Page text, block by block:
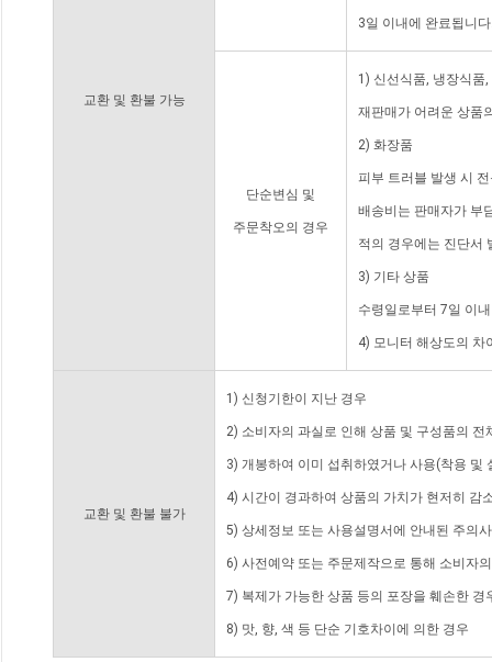
교환 및 환불 가능
3일 이내에 완료됩니
단순변심 및
주문착오의 경우
1) 신선식품, 냉장식품
재판매가 어려운 상품
2) 화장품
피부 트러블 발생 시
배송비는 판매자가 부
적의 경우에는 진단서
3) 기타 상품
수령일로부터 7일 이
4) 모니터 해상도의 차
교환 및 환불 불가
1) 신청기한이 지난 경우
2) 소비자의 과실로 인해 상품 및 구성품의
3) 개봉하여 이미 섭취하였거나 사용(착용 및
4) 시간이 경과하여 상품의 가치가 현저히 감
5) 상세정보 또는 사용설명서에 안내된 주의
6) 사전예약 또는 주문제작으로 통해 소비자
7) 복제가 가능한 상품 등의 포장을 훼손한 경
8) 맛, 향, 색 등 단순 기호차이에 의한 경우